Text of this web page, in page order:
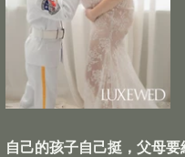
自己的孩子自己挺，父母